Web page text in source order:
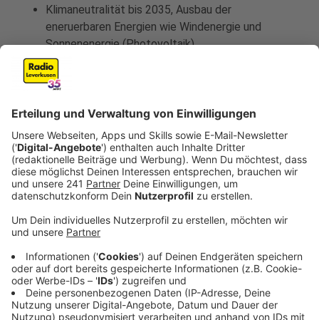
Klimaneutralität bis 2035, Ausbau der
eneruerbaren Energien wie Windenergie und
Sonnenenergie (Photovoltaik)
Reduktion von Treibhausgasen hier vor allen
Dingen CO2
feste Vorgaben mit Sanktionen bei Nicht-
Einhaltung von klimapolitischen Vorgaben statt
nur CO2-Zertifikathandel
Investitionen in klimafreundliche Infrastruktur
gezielter Umbau der Wirtschaft und Gesellschaft,
damit Ressourcenverbrauch und Emissionen
von Schadstoffen nachhaltig gesenkt werden
Anzeige
9) Corona